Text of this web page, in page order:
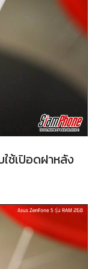
ช้เปิอดฝาหลัง